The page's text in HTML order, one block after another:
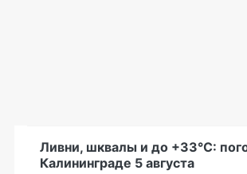
Ливни, шквалы и до +33°С:
Калининграде 5 августа